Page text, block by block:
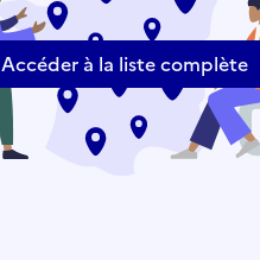
Accéder à la liste complète